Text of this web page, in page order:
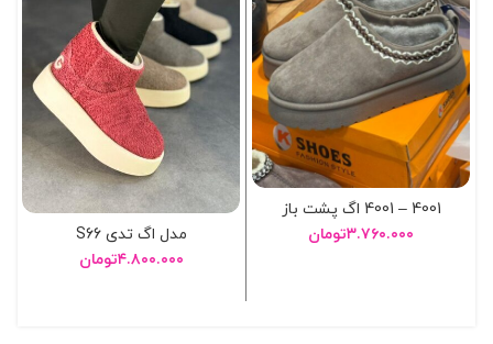
4001 – 4001 اگ پشت باز
۳.۷۶۰.۰۰۰تومان
مدل اگ تدی S66
۴.۸۰۰.۰۰۰تومان